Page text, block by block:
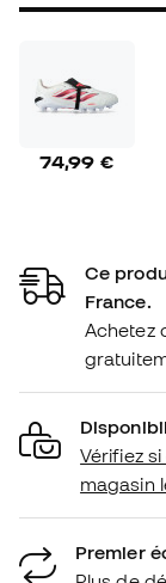
74,99 €
Ce
France.
Achetez
Vérifiez
magasin
Premier